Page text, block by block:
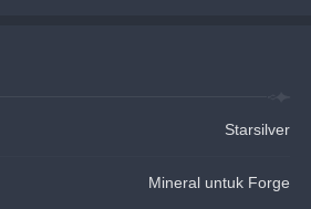
Starsilver
Mineral untuk Forge